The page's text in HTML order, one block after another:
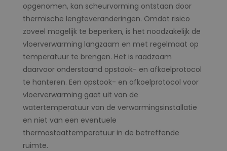
opgenomen, kan scheurvorming ontstaan door
thermische lengteveranderingen. Omdat risico
zoveel mogelijk te beperken, is het noodzakelijk de
vloerverwarming langzaam en met regelmaat op
temperatuur te brengen. Het is raadzaam
daarvoor onderstaand opstook- en afkoelprotocol
te hanteren. Een opstook- en afkoelprotocol voor
vloerverwarming gaat uit van de
watertemperatuur van de verwarmingsinstallatie
en niet van een eventuele
thermostaattemperatuur in de betreffende
ruimte.